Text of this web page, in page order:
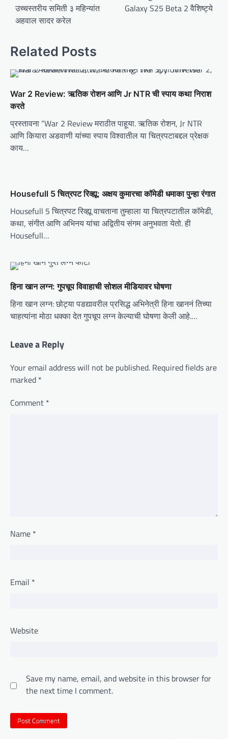
n
a
v
i
g
a
t
i
उच्चस्तरीय समिती ३ महिन्यांत
अहवाल सादर करेल
Galaxy S25 Beta 2 वैशिष्ट्ये
Related Posts
War 2 Review: ऋतिक रोशन आणि Jr NTR ची स्पाय कथा निराश
करते
प्रस्तावना “War 2 Review मराठीत पाहूया. ऋतिक रोशन, Jr NTR
आणि कियारा अडवाणी यांच्या स्पाय विश्वातील या चित्रपटाबद्दल प्रेक्षक
काय…
Housefull 5 चित्रपट रिव्ह्यू: अक्षय कुमारचा कॉमेडी धमाका पुन्हा रंगात
Housefull 5 चित्रपट रिव्ह्यू वाचताना तुम्हाला या चित्रपटातील कॉमेडी,
कथा, संगीत आणि अभिनय यांचा अद्वितीय संगम अनुभवता येतो. ही
Housefull…
हिना खान लग्न: गुपचूप विवाहाची सोशल मीडियावर घोषणा
हिना खान लग्न: छोट्या पडद्यावरील प्रसिद्ध अभिनेत्री हिना खाननं तिच्या
चाहत्यांना मोठा धक्का देत गुपचूप लग्न केल्याची घोषणा केली आहे.…
Leave a Reply
Your email address will not be published. Required fields are
marked *
Comment *
Name *
Email *
Website
Save my name, email, and website in this browser for
the next time I comment.